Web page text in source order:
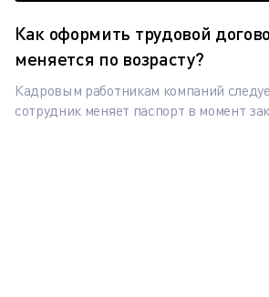
Как оформить трудовой
меняется по возрасту?
Кадровым работникам компаний
сотрудник меняет паспорт в момент